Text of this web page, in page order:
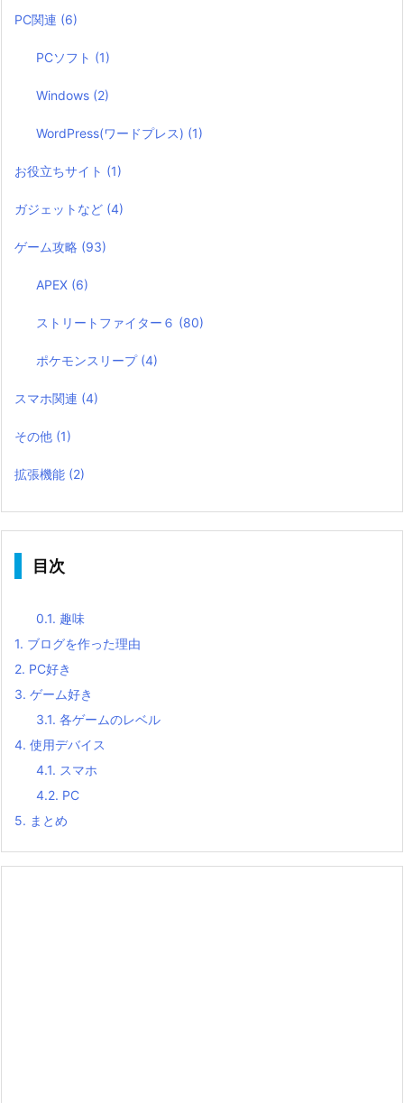
PC関連 (6)
PCソフト (1)
Windows (2)
WordPress(ワードプレス) (1)
お役立ちサイト (1)
ガジェットなど (4)
ゲーム攻略 (93)
APEX (6)
ストリートファイター６ (80)
ポケモンスリープ (4)
スマホ関連 (4)
その他 (1)
拡張機能 (2)
目次
0.1. 趣味
1. ブログを作った理由
2. PC好き
3. ゲーム好き
3.1. 各ゲームのレベル
4. 使用デバイス
4.1. スマホ
4.2. PC
5. まとめ